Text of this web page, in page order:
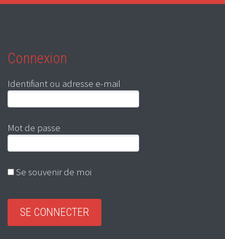
Connexion
Identifiant ou adresse e-mail
Mot de passe
Se souvenir de moi